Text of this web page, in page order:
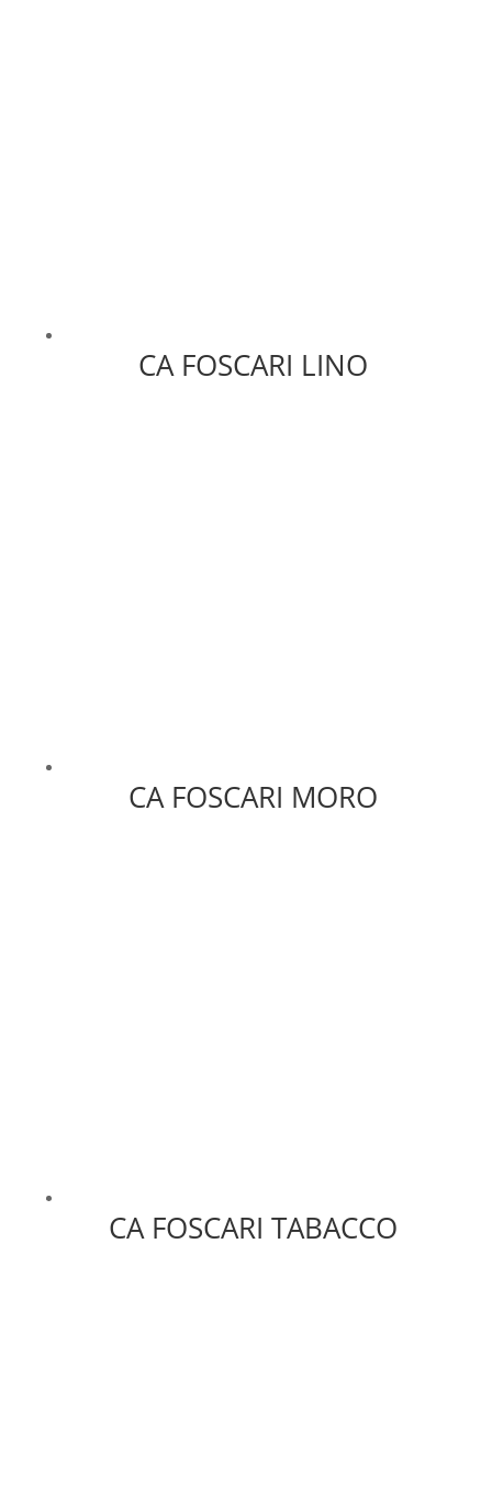
CA FOSCARI LINO
CA FOSCARI MORO
CA FOSCARI TABACCO